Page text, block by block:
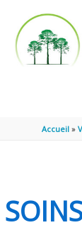
Accueil